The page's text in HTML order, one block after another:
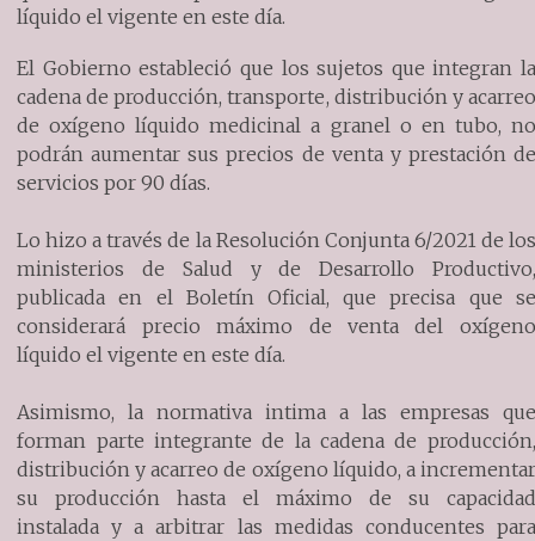
líquido el vigente en este día.
El Gobierno estableció que los sujetos que integran la
cadena de producción, transporte, distribución y acarreo
de oxígeno líquido medicinal a granel o en tubo, no
podrán aumentar sus precios de venta y prestación de
servicios por 90 días.
Lo hizo a través de la Resolución Conjunta 6/2021 de los
ministerios de Salud y de Desarrollo Productivo,
publicada en el Boletín Oficial, que precisa que se
considerará precio máximo de venta del oxígeno
líquido el vigente en este día.
Asimismo, la normativa intima a las empresas que
forman parte integrante de la cadena de producción,
distribución y acarreo de oxígeno líquido, a incrementar
su producción hasta el máximo de su capacidad
instalada y a arbitrar las medidas conducentes para